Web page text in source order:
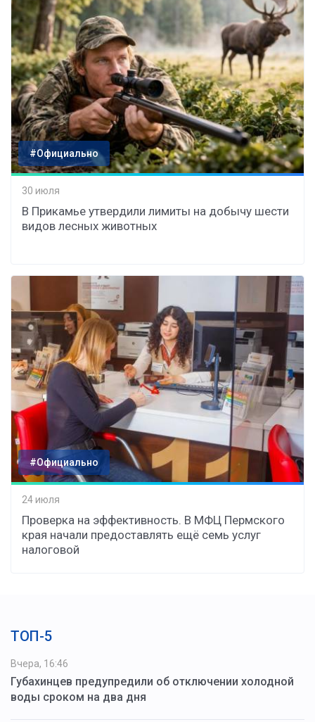
#Официально
30 июля
В Прикамье утвердили лимиты на добычу шести
видов лесных животных
#Официально
24 июля
Проверка на эффективность. В МФЦ Пермского
края начали предоставлять ещё семь услуг
налоговой
ТОП-5
Вчера, 16:46
Губахинцев предупредили об отключении холодной
воды сроком на два дня